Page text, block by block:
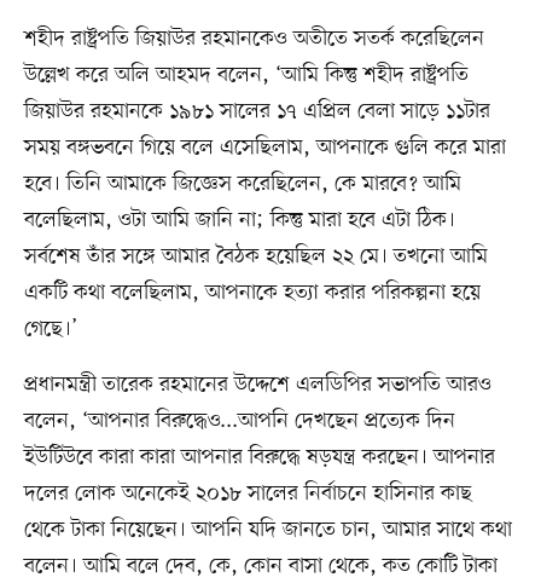
শহীদ রাষ্ট্রপতি জিয়াউর রহমানকেও অতীতে সতর্ক করেছিলেন
উল্লেখ করে অলি আহমদ বলেন, ‘আমি কিন্তু শহীদ রাষ্ট্রপতি
জিয়াউর রহমানকে ১৯৮১ সালের ১৭ এপ্রিল বেলা সাড়ে ১১টার
সময় বঙ্গভবনে গিয়ে বলে এসেছিলাম, আপনাকে গুলি করে মারা
হবে। তিনি আমাকে জিজ্ঞেস করেছিলেন, কে মারবে? আমি
বলেছিলাম, ওটা আমি জানি না; কিন্তু মারা হবে এটা ঠিক।
সর্বশেষ তাঁর সঙ্গে আমার বৈঠক হয়েছিল ২২ মে। তখনো আমি
একটি কথা বলেছিলাম, আপনাকে হত্যা করার পরিকল্পনা হয়ে
গেছে।’
প্রধানমন্ত্রী তারেক রহমানের উদ্দেশে এলডিপির সভাপতি আরও
বলেন, ‘আপনার বিরুদ্ধেও...আপনি দেখছেন প্রত্যেক দিন
ইউটিউবে কারা কারা আপনার বিরুদ্ধে ষড়যন্ত্র করছেন। আপনার
দলের লোক অনেকেই ২০১৮ সালের নির্বাচনে হাসিনার কাছ
থেকে টাকা নিয়েছেন। আপনি যদি জানতে চান, আমার সাথে কথা
বলেন। আমি বলে দেব, কে, কোন বাসা থেকে, কত কোটি টাকা